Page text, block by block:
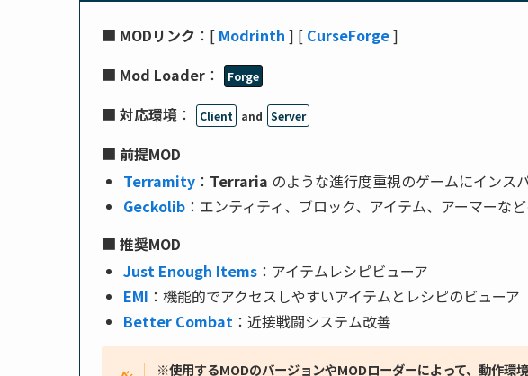
■ MODリンク ：[ Modrinth ] [ CurseForge]
■ Mod Loader ： Forge
■ 対応環境 ： Client and Server
■ 前提MOD
Terramity ： Terraria のような進行度重視のゲームにインス
Geckolib ：エンティティ、ブロック、アイテム、アーマーな
■ 推奨MOD
Just Enough Items ：アイテムレシピビューア
EMI ：機能的でアクセスしやすいアイテムとレシピのビューア
Better Combat ：近接戦闘システム改善
※使用するMODのバージョンやMODローダーによって、動作環